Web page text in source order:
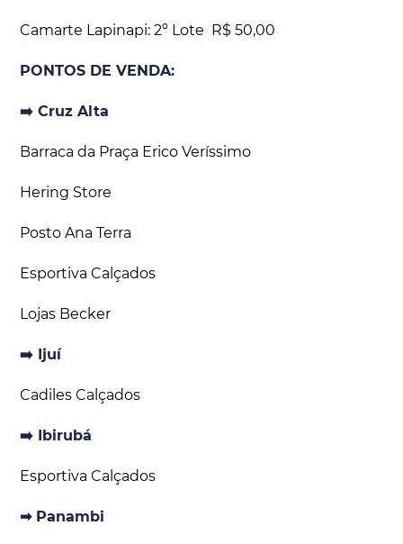
Camarte Lapinapi: 2º Lote R$ 50,00
PONTOS DE VENDA:
➡️ Cruz Alta
Barraca da Praça Erico Veríssimo
Hering Store
Posto Ana Terra
Esportiva Calçados
Lojas Becker
➡️ Ijuí
Cadiles Calçados
➡️ Ibirubá
Esportiva Calçados
➡ Panambi